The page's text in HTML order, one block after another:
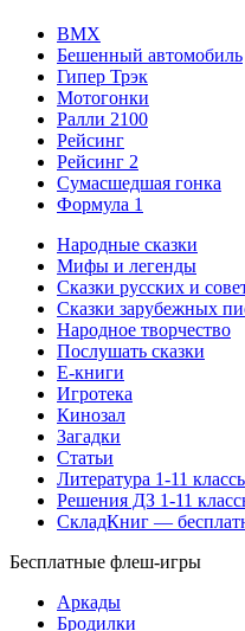
BMX
Бешенный автомобиль
Гипер Трэк
Мотогонки
Ралли 2100
Рейсинг
Рейсинг 2
Сумасшедшая гонка
Формула 1
Народные сказки
Мифы и легенды
Сказки русских и
Сказки зарубежных
Народное творчество
Послушать сказки
Е-книги
Игротека
Кинозал
Загадки
Статьи
Литература 1-11
Решения ДЗ 1-11
СкладКниг —
Бесплатные флеш-игры
Аркады
Бродилки